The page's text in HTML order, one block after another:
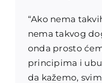
“Ako nema
nema takvog
onda prosto
principima i
da kažemo,